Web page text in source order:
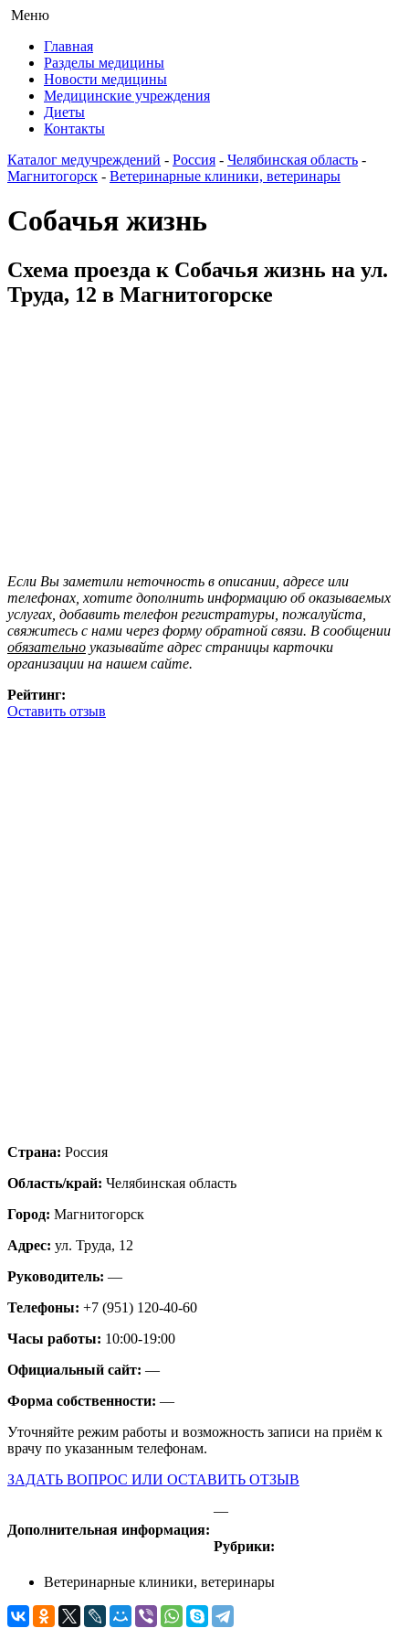
Меню
Главная
Разделы медицины
Новости медицины
Медицинские учреждения
Диеты
Контакты
Каталог медучреждений - Россия - Челябинская область -
Магнитогорск - Ветеринарные клиники, ветеринары
Собачья жизнь
Схема проезда к Собачья жизнь на ул.
Труда, 12 в Магнитогорске
Если Вы заметили неточность в описании, адресе или
телефонах, хотите дополнить информацию об оказываемых
услугах, добавить телефон регистратуры, пожалуйста,
свяжитесь с нами через форму обратной связи. В сообщении
обязательно указывайте адрес страницы карточки
организации на нашем сайте.
Рейтинг:
Оставить отзыв
Страна: Россия
Область/край: Челябинская область
Город: Магнитогорск
Адрес: ул. Труда, 12
Руководитель: —
Телефоны: +7 (951) 120-40-60
Часы работы: 10:00-19:00
Официальный сайт: —
Форма собственности: —
Уточняйте режим работы и возможность записи на приём к
врачу по указанным телефонам.
ЗАДАТЬ ВОПРОС ИЛИ ОСТАВИТЬ ОТЗЫВ
Дополнительная информация:
—
Рубрики:
Ветеринарные клиники, ветеринары